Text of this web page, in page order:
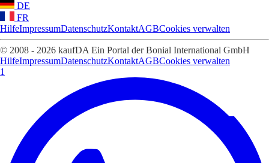
DE
FR
HilfeImpressumDatenschutzKontaktAGBCookies verwalten
© 2008 - 2026 kaufDA Ein Portal der Bonial International GmbH
HilfeImpressumDatenschutzKontaktAGBCookies verwalten
1